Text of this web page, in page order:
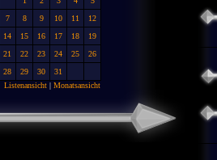
7 8 9 10 11
12
14 15 16 17 18
19
21 22 23 24 25
26
28 29 30
31
Listenansicht | Monatsansicht